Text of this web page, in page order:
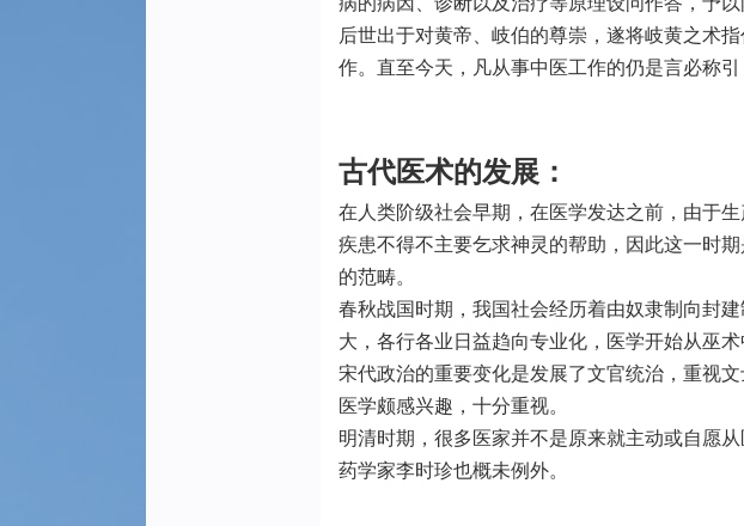
后世出于对黄帝、岐伯的尊崇，遂将岐黄之术
作。直至今天，凡从事中医工作的仍是言必称引
古代医术的发展：
在人类阶级社会早期，在医学发达之前，由于
疾患不得不主要乞求神灵的帮助，因此这一时
的范畴。
春秋战国时期，我国社会经历着由奴隶制向封
大，各行各业日益趋向专业化，医学开始从巫
宋代政治的重要变化是发展了文官统治，重视
医学颇感兴趣，十分重视。
明清时期，很多医家并不是原来就主动或自愿
药学家李时珍也概未例外。